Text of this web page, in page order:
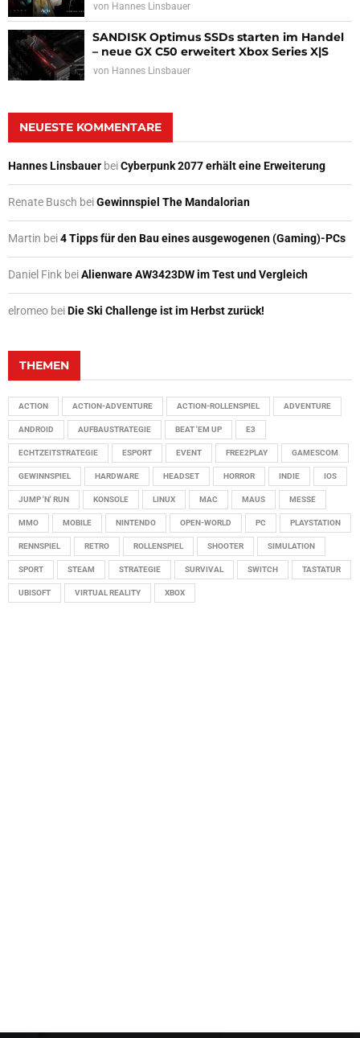
von Hannes Linsbauer
SANDISK Optimus SSDs starten im Handel
– neue GX C50 erweitert Xbox Series X|S
von Hannes Linsbauer
NEUESTE KOMMENTARE
Hannes Linsbauer beiCyberpunk 2077 erhält eine Erweiterung
Renate Busch beiGewinnspiel The Mandalorian
Martin bei4 Tipps für den Bau eines ausgewogenen (Gaming)-PCs
Daniel Fink beiAlienware AW3423DW im Test und Vergleich
elromeo beiDie Ski Challenge ist im Herbst zurück!
THEMEN
ACTION ACTION-ADVENTURE ACTION-ROLLENSPIEL ADVENTURE
ANDROID AUFBAUSTRATEGIE BEAT 'EM UP E3
ECHTZEITSTRATEGIE ESPORT EVENT FREE2PLAY GAMESCOM
GEWINNSPIEL HARDWARE HEADSET HORROR INDIE IOS
JUMP 'N' RUN KONSOLE LINUX MAC MAUS MESSE
MMO MOBILE NINTENDO OPEN-WORLD PC PLAYSTATION
RENNSPIEL RETRO ROLLENSPIEL SHOOTER SIMULATION
SPORT STEAM STRATEGIE SURVIVAL SWITCH TASTATUR
UBISOFT VIRTUAL REALITY XBOX